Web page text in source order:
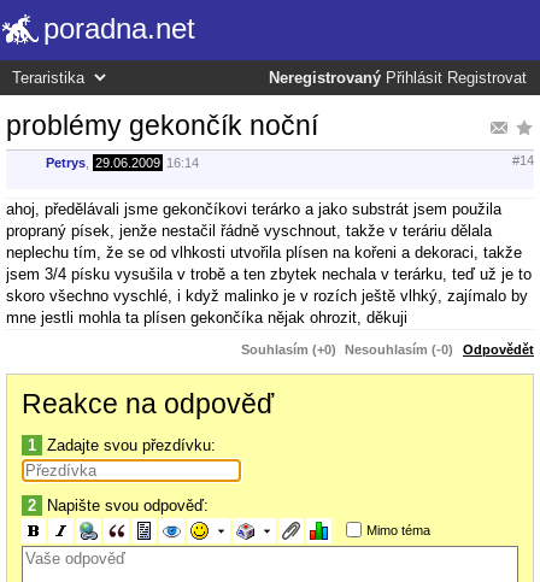
poradna.net
Neregistrovaný Přihlásit Registrovat
problémy gekončík noční
Petrys 29.06.2009 16:14 #14
ahoj, předělávali jsme gekončíkovi terárko a jako substrát jsem použila
propraný písek, jenže nestačil řádně vyschnout, takže v teráriu dělala
neplechu tím, že se od vlhkosti utvořila plísen na kořeni a dekoraci, takže
jsem 3/4 písku vysušila v trobě a ten zbytek nechala v terárku, teď už je to
skoro všechno vyschlé, i když malinko je v rozích ještě vlhký, zajímalo by
mne jestli mohla ta plísen gekončíka nějak ohrozit, děkuji
Souhlasím (+0) Nesouhlasím (-0) Odpovědět
Reakce na odpověď
1 Zadajte svou přezdívku:
2 Napište svou odpověď:
Mimo téma